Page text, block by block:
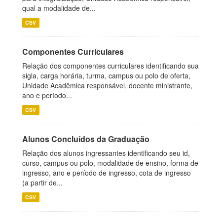
qual a modalidade de...
CSV
Componentes Curriculares
Relação dos componentes curriculares identificando sua
sigla, carga horária, turma, campus ou polo de oferta,
Unidade Acadêmica responsável, docente ministrante,
ano e período...
CSV
Alunos Concluídos da Graduação
Relação dos alunos ingressantes identificando seu id,
curso, campus ou polo, modalidade de ensino, forma de
ingresso, ano e período de ingresso, cota de ingresso
(a partir de...
CSV